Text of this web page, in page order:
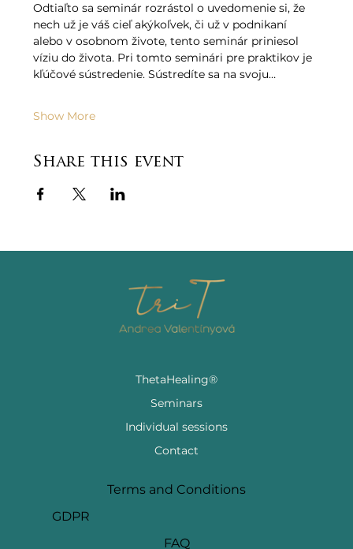
Odtiaľto sa seminár rozrástol o uvedomenie si, že
nech už je váš cieľ akýkoľvek, či už v podnikaní
alebo v osobnom živote, tento seminár priniesol
víziu do života. Pri tomto seminári pre praktikov je
kľúčové sústredenie. Sústredíte sa na svoju…
Show More
Share this event
ThetaHealing®
Seminars
Individual sessions
Contact
Terms and Conditions
GDPR
FAQ